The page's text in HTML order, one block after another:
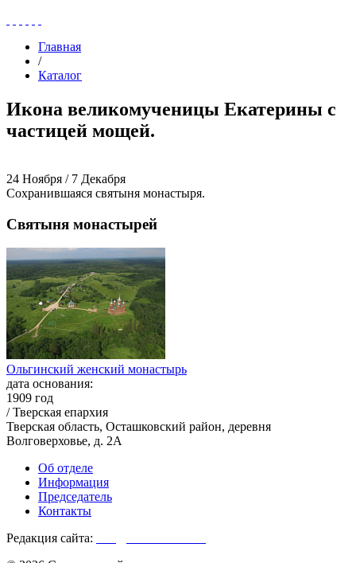
Главная
/
Каталог
Икона великомученицы Екатерины с
частицей мощей.
24 Ноября / 7 Декабря
Сохранившаяся святыня монастыря.
Святыня монастырей
Ольгинский женский монастырь
дата основания:
1909 год
/ Тверская епархия
Тверская область, Осташковский район, деревня
Волговерховье, д. 2А
Об отделе
Информация
Председатель
Контакты
Редакция сайта: